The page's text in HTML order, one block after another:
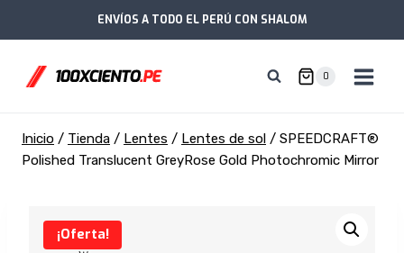
al
ENVÍOS A TODO EL PERÚ CON SHALOM
0
Inicio / Tienda / Lentes / Lentes de sol / SPEEDCRAFT®
Polished Translucent GreyRose Gold Photochromic Mirror
¡Oferta!